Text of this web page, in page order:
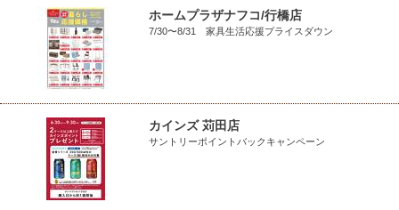
ホームプラザナフコ/行橋店
7/30〜8/31 家具生活応援プライスダウン
カインズ 苅田店
サントリーポイントバックキャンペーン